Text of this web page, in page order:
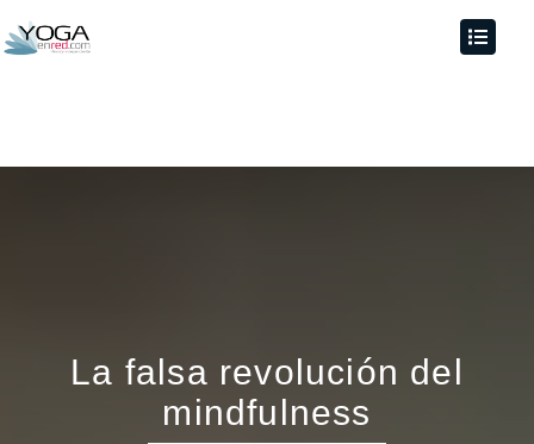
La falsa revolución del
mindfulness